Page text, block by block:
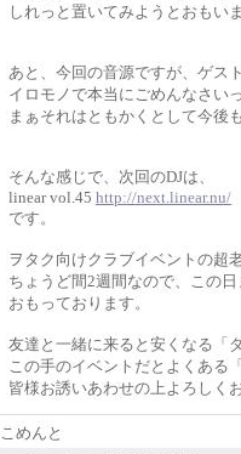
しれっと置いてみようとおもいま
あと、今回の音源ですが、ゲス
イロモノで本当にごめんなさい
まぁそれはともかくとして今後
そんな感じで、次回のDJは、
linear vol.45 http://next.linear.nu/
です。
ヲタク向けクラブイベントの超
ちょうど間2週間なので、この
おもっております。
友達と一緒に来ると安くなる「
この手のイベントだとよくある
皆様お誘いあわせの上よろしく
こめんと